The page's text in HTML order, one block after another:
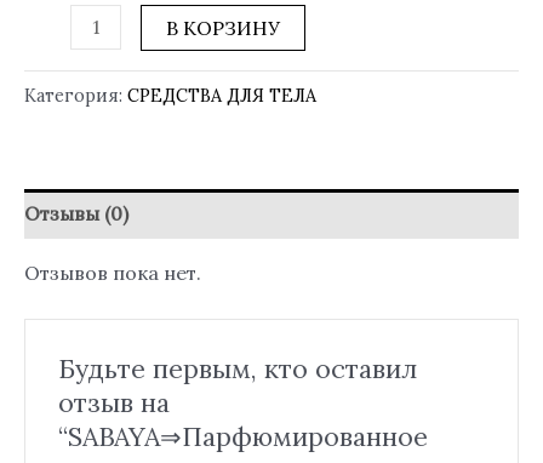
В КОРЗИНУ
Категория: СРЕДСТВА ДЛЯ ТЕЛА
Отзывы (0)
Отзывов пока нет.
Будьте первым, кто оставил
отзыв на
“SABAYA⇒Парфюмированное